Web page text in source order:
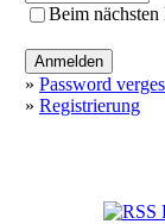
Beim nächsten
» Password
» Registrierung